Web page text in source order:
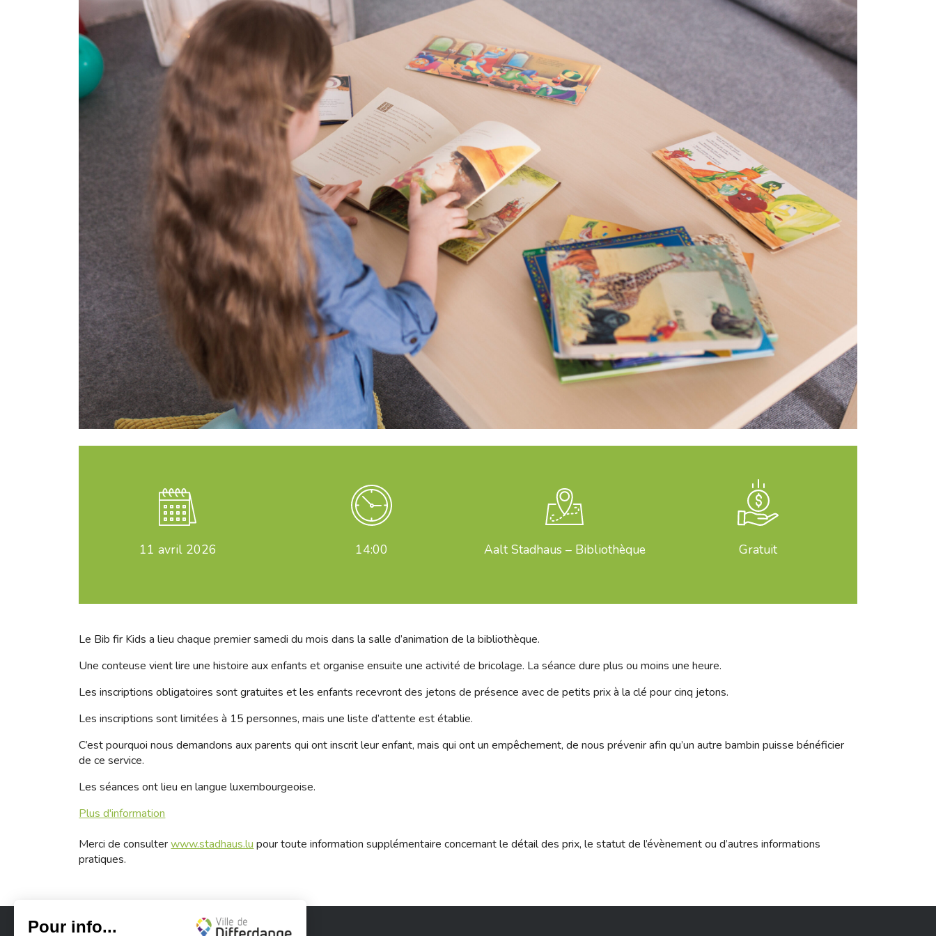
11 avril 2026 14:00 Aalt Stadhaus – Bibliothèque Gratuit
Le Bib fir Kids a lieu chaque premier samedi du mois dans la salle d’animation de la bibliothèque.
Une conteuse vient lire une histoire aux enfants et organise ensuite une activité de bricolage. La séance dure plus ou moins une heure.
Les inscriptions obligatoires sont gratuites et les enfants recevront des jetons de présence avec de petits prix à la clé pour cinq jetons.
Les inscriptions sont limitées à 15 personnes, mais une liste d’attente est établie.
C’est pourquoi nous demandons aux parents qui ont inscrit leur enfant, mais qui ont un empêchement, de nous prévenir afin qu’un autre bambin puisse bénéficier
de ce service.
Les séances ont lieu en langue luxembourgeoise.
Plus d'information
Merci de consulterwww.stadhaus.lu pour toute information supplémentaire concernant le détail des prix, le statut de l’évènement ou d’autres informations
pratiques.